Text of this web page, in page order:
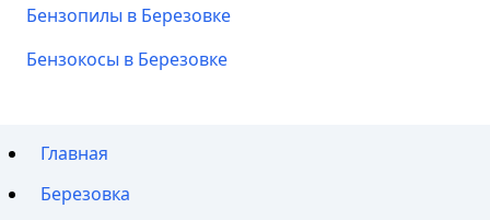
Бензопилы в Березовке
Бензокосы в Березовке
Главная
Березовка